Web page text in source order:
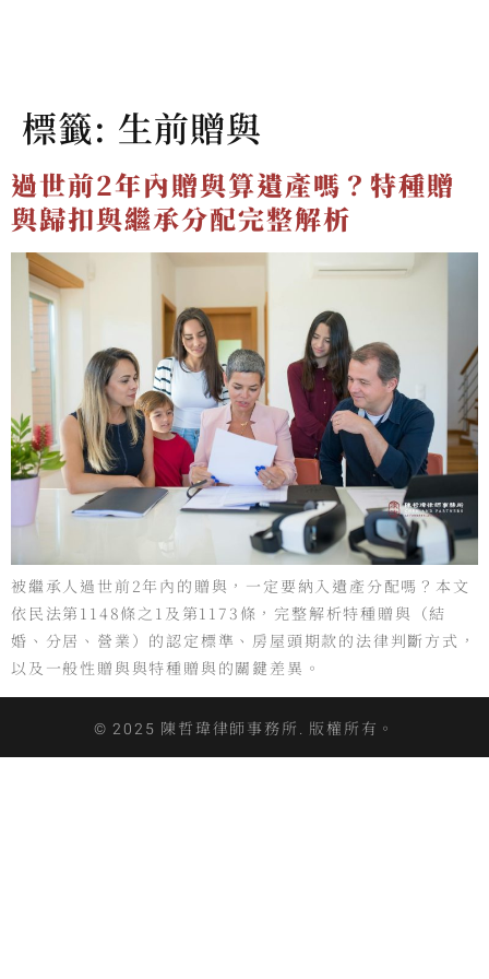
標籤: 生前贈與
過世前2年內贈與算遺產嗎？特種贈
與歸扣與繼承分配完整解析
被繼承人過世前2年內的贈與，一定要納入遺產分配嗎？本文
依民法第1148條之1及第1173條，完整解析特種贈與（結
婚、分居、營業）的認定標準、房屋頭期款的法律判斷方式，
以及一般性贈與與特種贈與的關鍵差異。
© 2025 陳哲瑋律師事務所. 版權所有。